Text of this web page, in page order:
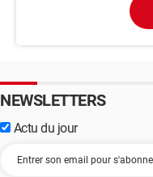
NEWSLETTERS
Actu du jour